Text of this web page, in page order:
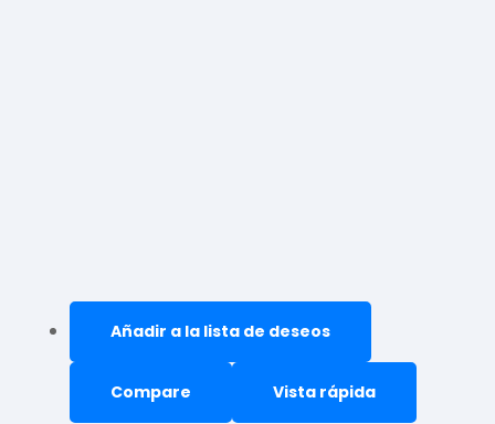
Añadir a la lista de deseos
Compare Vista rápida